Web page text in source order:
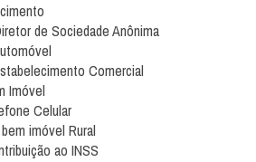
de Sociedade Anônima
Comercial
Imóvel
Celular
imóvel Rural
ao INSS